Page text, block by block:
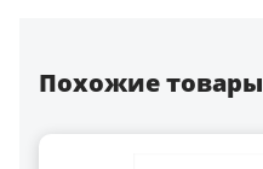
Похожие товары